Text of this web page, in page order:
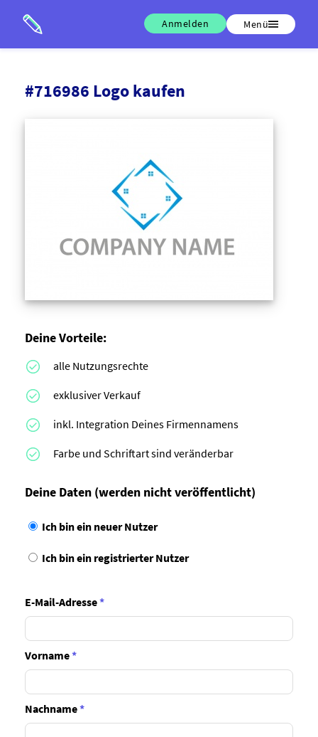
Anmelden Menü
#716986 Logo kaufen
Deine Vorteile:
alle Nutzungsrechte
exklusiver Verkauf
inkl. Integration Deines Firmennamens
Farbe und Schriftart sind veränderbar
Deine Daten (werden nicht veröffentlicht)
Ich bin ein neuer Nutzer
Ich bin ein registrierter Nutzer
E-Mail-Adresse*
Vorname*
Nachname*